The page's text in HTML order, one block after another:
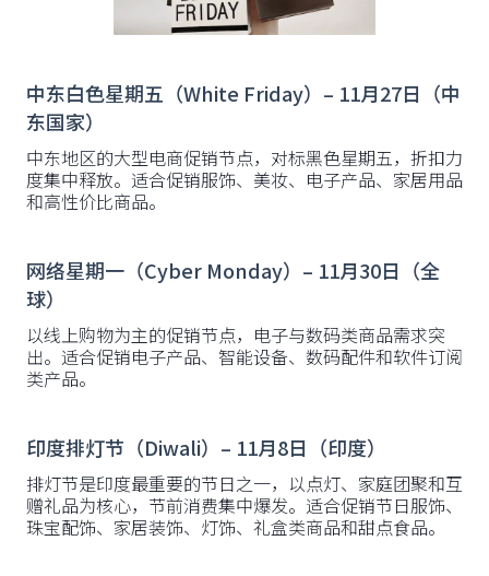
中东白色星期五（White Friday）– 11月27日（中
东国家）
中东地区的大型电商促销节点，对标黑色星期五，折扣力
度集中释放。适合促销服饰、美妆、电子产品、家居用品
和高性价比商品。
网络星期一（Cyber Monday）– 11月30日（全
球）
以线上购物为主的促销节点，电子与数码类商品需求突
出。适合促销电子产品、智能设备、数码配件和软件订阅
类产品。
印度排灯节（Diwali）– 11月8日（印度）
排灯节是印度最重要的节日之一，以点灯、家庭团聚和互
赠礼品为核心，节前消费集中爆发。适合促销节日服饰、
珠宝配饰、家居装饰、灯饰、礼盒类商品和甜点食品。